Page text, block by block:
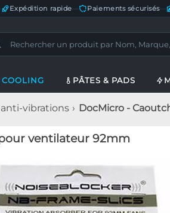
Expédition rapide Paiements sécurisés—
COOLING PÂTES & PADS
vibrations DocMicro -
ventilateur 92mm